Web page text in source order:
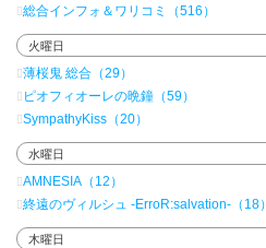
総合インフォ＆ワリコミ（516）
火曜日
薄桜鬼 総合（29）
ピオフィオーレの晩鐘（59）
SympathyKiss（20）
水曜日
AMNESIA（12）
終遠のヴィルシュ -ErroR:salvation-（18）
木曜日